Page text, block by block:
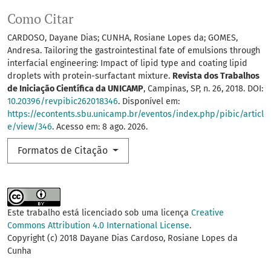
Como Citar
CARDOSO, Dayane Dias; CUNHA, Rosiane Lopes da; GOMES,
Andresa. Tailoring the gastrointestinal fate of emulsions through
interfacial engineering: Impact of lipid type and coating lipid
droplets with protein-surfactant mixture. Revista dos Trabalhos
de Iniciação Científica da UNICAMP, Campinas, SP, n. 26, 2018. DOI:
10.20396/revpibic262018346. Disponível em:
https://econtents.sbu.unicamp.br/eventos/index.php/pibic/articl
e/view/346. Acesso em: 8 ago. 2026.
Formatos de Citação
Este trabalho está licenciado sob uma licença Creative
Commons Attribution 4.0 International License.
Copyright (c) 2018 Dayane Dias Cardoso, Rosiane Lopes da
Cunha